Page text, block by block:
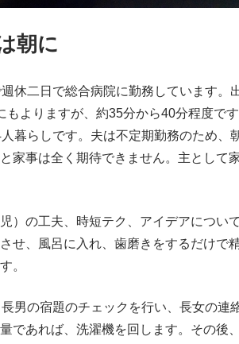
朝に
休二日で総合病院に勤務しています。
よりますが、約35分から40分程度で
暮らしです。夫は不定期勤務のため、
家事は全く期待できません。主として
）の工夫、時短テク、アイデアについ
せ、風呂に入れ、歯磨きをするだけで
。
男の宿題のチェックを行い、長女の連
であれば、洗濯機を回します。その後